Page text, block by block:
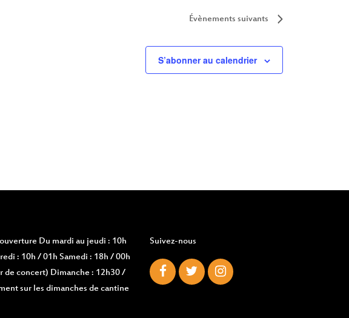
Évènements suivants
S’abonner au calendrier
Du mardi au jeudi : 10h
: 10h / 01h Samedi : 18h / 00h
de concert) Dimanche : 12h30 /
sur les dimanches de cantine
Suivez-nous